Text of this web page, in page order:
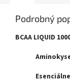
Podrobný
BCAA LIQUID